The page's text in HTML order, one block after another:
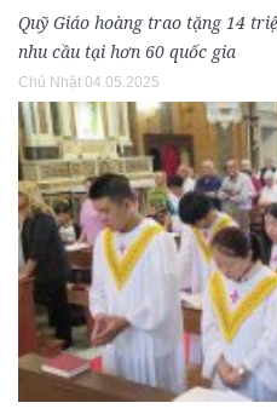
Quỹ Giáo hoàng trao tặng 14
nhu cầu tại hơn 60 quốc gia
Chủ Nhật 04.05.2025